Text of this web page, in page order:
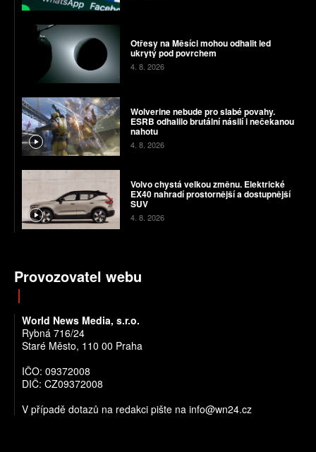
Otřesy na Měsíci mohou odhalit led
ukrytý pod povrchem
4. 8. 2026
Wolverine nebude pro slabé povahy.
ESRB odhalilo brutální násilí i nečekanou
nahotu
4. 8. 2026
Volvo chystá velkou změnu. Elektrické
EX40 nahradí prostornější a dostupnější
SUV
4. 8. 2026
Provozovatel webu
World News Media, s.r.o.
Rybná 716/24
Staré Město, 110 00 Praha
IČO: 09372008
DIČ: CZ09372008
V případě dotazů na redakci pište na info@wn24.cz